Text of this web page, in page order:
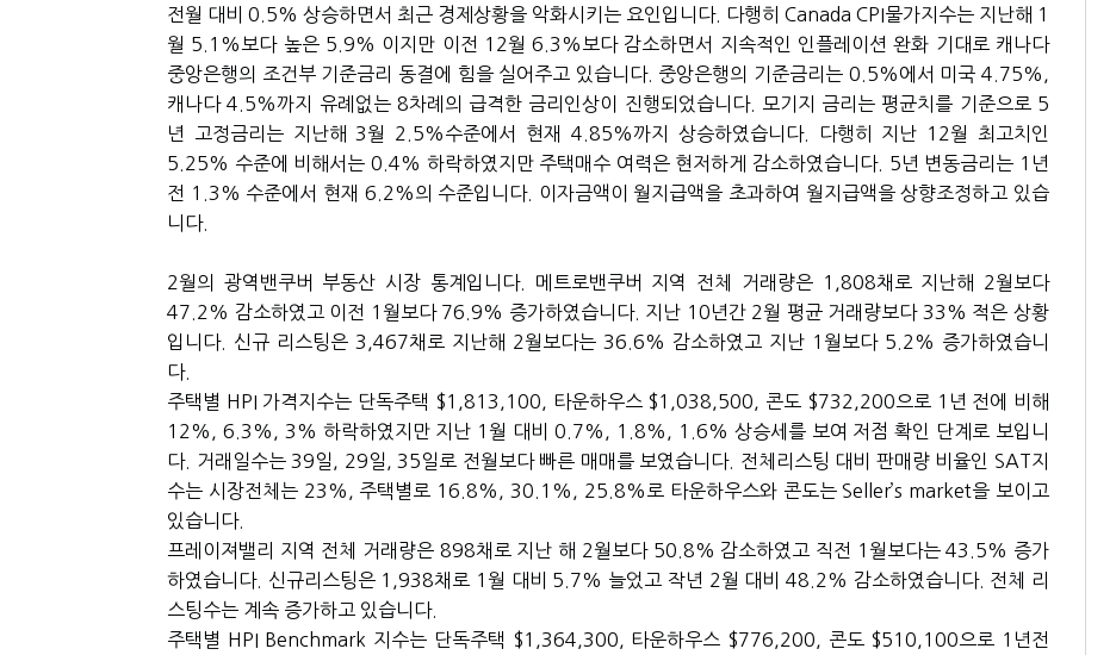
전월 대비 0.5% 상승하면서 최근 경제상황을 악화시키는 요인입니다. 다행히 Canada CPI물가지수는 지난해 1
월 5.1%보다 높은 5.9% 이지만 이전 12월 6.3%보다 감소하면서 지속적인 인플레이션 완화 기대로 캐나다
중앙은행의 조건부 기준금리 동결에 힘을 실어주고 있습니다. 중앙은행의 기준금리는 0.5%에서 미국 4.75%,
캐나다 4.5%까지 유례없는 8차례의 급격한 금리인상이 진행되었습니다. 모기지 금리는 평균치를 기준으로 5
년 고정금리는 지난해 3월 2.5%수준에서 현재 4.85%까지 상승하였습니다. 다행히 지난 12월 최고치인
5.25% 수준에 비해서는 0.4% 하락하였지만 주택매수 여력은 현저하게 감소하였습니다. 5년 변동금리는 1년
전 1.3% 수준에서 현재 6.2%의 수준입니다. 이자금액이 월지급액을 초과하여 월지급액을 상향조정하고 있습
니다.
2월의 광역밴쿠버 부동산 시장 통계입니다. 메트로밴쿠버 지역 전체 거래량은 1,808채로 지난해 2월보다
47.2% 감소하였고 이전 1월보다 76.9% 증가하였습니다. 지난 10년간 2월 평균 거래량보다 33% 적은 상황
입니다. 신규 리스팅은 3,467채로 지난해 2월보다는 36.6% 감소하였고 지난 1월보다 5.2% 증가하였습니
다.
주택별 HPI 가격지수는 단독주택 $1,813,100, 타운하우스 $1,038,500, 콘도 $732,200으로 1년 전에 비해
12%, 6.3%, 3% 하락하였지만 지난 1월 대비 0.7%, 1.8%, 1.6% 상승세를 보여 저점 확인 단계로 보입니
다. 거래일수는 39일, 29일, 35일로 전월보다 빠른 매매를 보였습니다. 전체리스팅 대비 판매량 비율인 SAT지
수는 시장전체는 23%, 주택별로 16.8%, 30.1%, 25.8%로 타운하우스와 콘도는 Seller’s market을 보이고
있습니다.
프레이져밸리 지역 전체 거래량은 898채로 지난 해 2월보다 50.8% 감소하였고 직전 1월보다는 43.5% 증가
하였습니다. 신규리스팅은 1,938채로 1월 대비 5.7% 늘었고 작년 2월 대비 48.2% 감소하였습니다. 전체 리
스팅수는 계속 증가하고 있습니다.
주택별 HPI Benchmark 지수는 단독주택 $1,364,300, 타운하우스 $776,200, 콘도 $510,100으로 1년전